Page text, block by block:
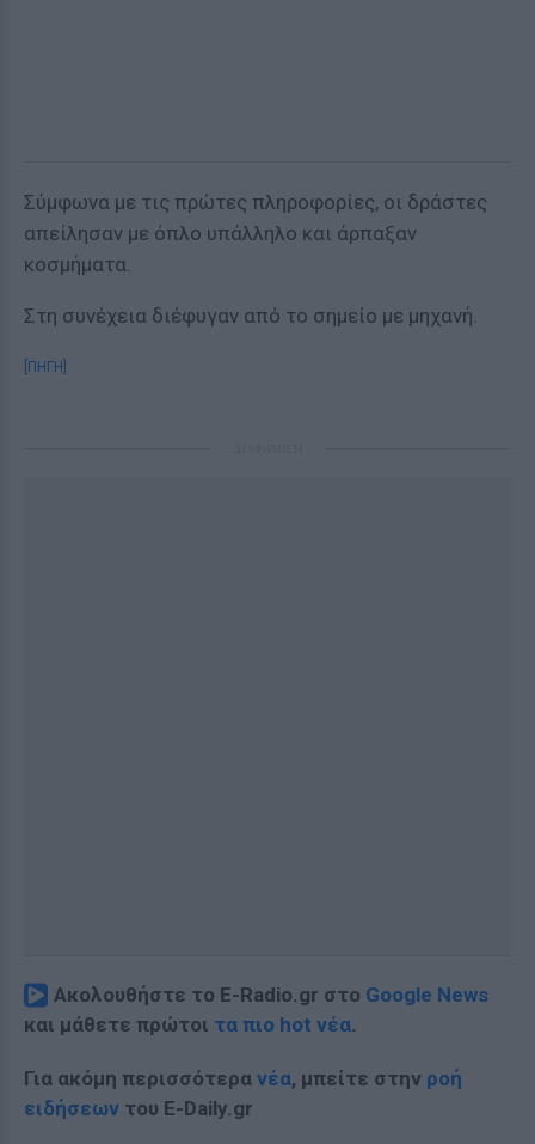
Σύμφωνα με τις πρώτες πληροφορίες, οι δράστες
απείλησαν με όπλο υπάλληλο και άρπαξαν
κοσμήματα.
Στη συνέχεια διέφυγαν από το σημείο με μηχανή.
[ΠΗΓΗ]
Ακολουθήστε το E-Radio.gr στο Google News
και μάθετε πρώτοι τα πιο hot νέα.
Για ακόμη περισσότερα νέα, μπείτε στην ροή
ειδήσεων του E-Daily.gr